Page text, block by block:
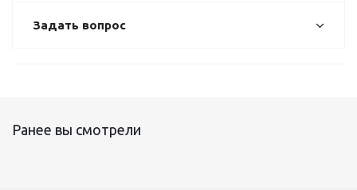
Задать вопрос
Ранее вы смотрели